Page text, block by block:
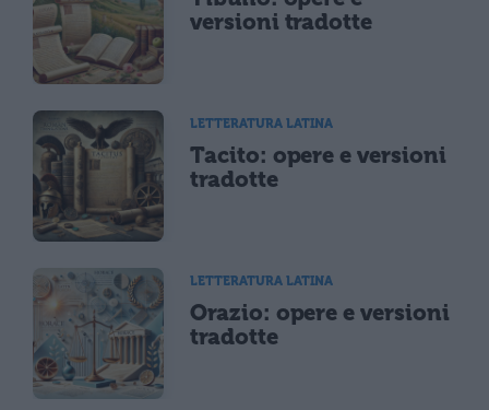
versioni tradotte
LETTERATURA LATINA
Tacito: opere e versioni
tradotte
LETTERATURA LATINA
Orazio: opere e versioni
tradotte